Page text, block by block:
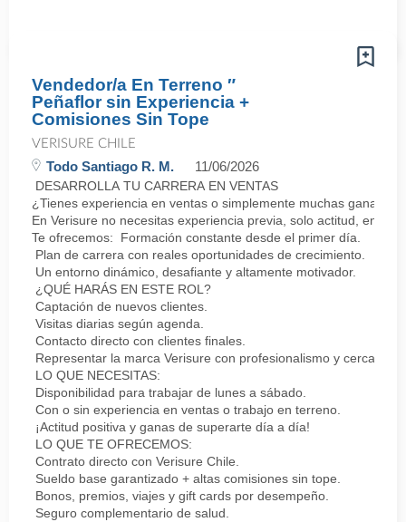
Vendedor/a En Terreno ″
Peñaflor sin Experiencia +
Comisiones Sin Tope
VERISURE CHILE
Todo Santiago R. M. 11/06/2026
DESARROLLA TU CARRERA EN VENTAS
¿Tienes experiencia en ventas o simplemente muchas ganas
En Verisure no necesitas experiencia previa, solo actitud,
Te ofrecemos: Formación constante desde el primer día.
Plan de carrera con reales oportunidades de crecimiento.
Un entorno dinámico, desafiante y altamente motivador.
¿QUÉ HARÁS EN ESTE ROL?
Captación de nuevos clientes.
Visitas diarias según agenda.
Contacto directo con clientes finales.
Representar la marca Verisure con profesionalismo y cercanía.
LO QUE NECESITAS:
Disponibilidad para trabajar de lunes a sábado.
Con o sin experiencia en ventas o trabajo en terreno.
¡Actitud positiva y ganas de superarte día a día!
LO QUE TE OFRECEMOS:
Contrato directo con Verisure Chile.
Sueldo base garantizado + altas comisiones sin tope.
Bonos, premios, viajes y gift cards por desempeño.
Seguro complementario de salud.